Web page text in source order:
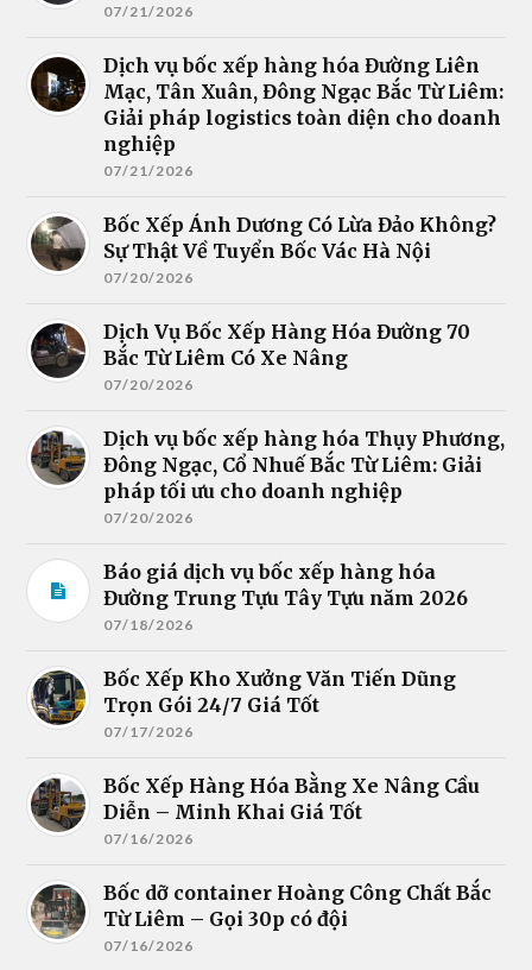
07/21/2026
Dịch vụ bốc xếp hàng hóa Đường Liên
Mạc, Tân Xuân, Đông Ngạc Bắc Từ Liêm:
Giải pháp logistics toàn diện cho doanh
nghiệp
07/21/2026
Bốc Xếp Ánh Dương Có Lừa Đảo Không?
Sự Thật Về Tuyển Bốc Vác Hà Nội
07/20/2026
Dịch Vụ Bốc Xếp Hàng Hóa Đường 70
Bắc Từ Liêm Có Xe Nâng
07/20/2026
Dịch vụ bốc xếp hàng hóa Thụy Phương,
Đông Ngạc, Cổ Nhuế Bắc Từ Liêm: Giải
pháp tối ưu cho doanh nghiệp
07/20/2026
Báo giá dịch vụ bốc xếp hàng hóa
Đường Trung Tựu Tây Tựu năm 2026
07/18/2026
Bốc Xếp Kho Xưởng Văn Tiến Dũng
Trọn Gói 24/7 Giá Tốt
07/17/2026
Bốc Xếp Hàng Hóa Bằng Xe Nâng Cầu
Diễn – Minh Khai Giá Tốt
07/16/2026
Bốc dỡ container Hoàng Công Chất Bắc
Từ Liêm – Gọi 30p có đội
07/16/2026